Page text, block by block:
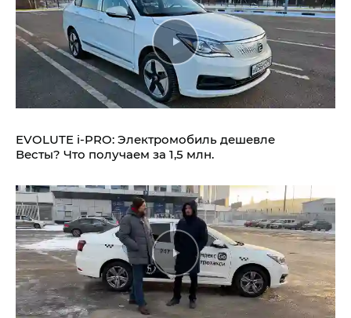
EVOLUTE i‑PRO: Электромобиль дешевле
Весты? Что получаем за 1,5 млн.